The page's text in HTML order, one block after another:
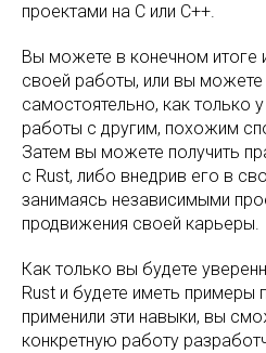
проектами на C или C++.
Вы можете в конечном итоге
своей работы, или вы можете
самостоятельно, как только
работы с другим, похожим
Затем вы можете получить
с Rust, либо внедрив его в
занимаясь независимыми
продвижения своей карьеры.
Как только вы будете
Rust и будете иметь примеры
применили эти навыки, вы
конкретную работу